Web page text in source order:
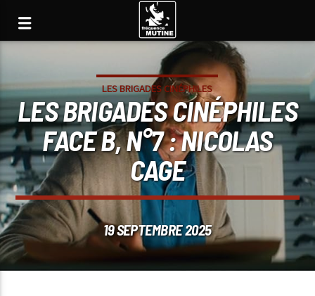
LES BRIGADES CINÉPHILES
LES BRIGADES CINÉPHILES
FACE B, N°7 : NICOLAS
CAGE
19 SEPTEMBRE 2025